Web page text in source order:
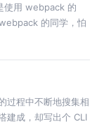
使用 webpack 的
的同学，怕
过程中不断地搜集相
建成，却写出个 CLI